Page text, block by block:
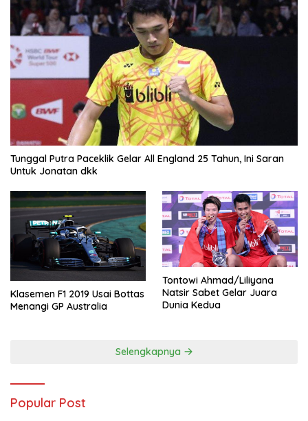
Tunggal Putra Paceklik Gelar All England 25 Tahun, Ini Saran
Untuk Jonatan dkk
Klasemen F1 2019 Usai Bottas
Menangi GP Australia
Tontowi Ahmad/Liliyana
Natsir Sabet Gelar Juara
Dunia Kedua
Selengkapnya
Popular Post